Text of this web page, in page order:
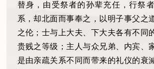
替身，由受祭者的孙辈充任，行祭
系，却北面而事奉之，以明子事父之
之伦；士与上大夫、下大夫各有不同
贵贱之等级；主人与众兄弟、内宾、
是由亲疏关系不同而带来的礼仪的衰